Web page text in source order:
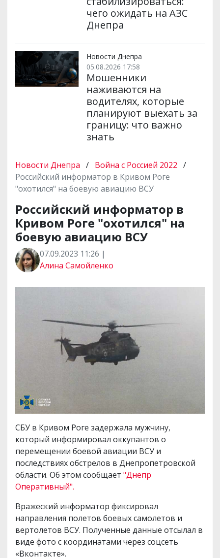
чего ожидать на АЗС
Днепра
Новости Днепра
05.08.2026 17:58
Мошенники
наживаются на
водителях, которые
планируют выехать за
границу: что важно
знать
Новости Днепра / Война с Россией 2022 /
Российский информатор в Кривом Роге
"охотился" на боевую авиацию ВСУ
Российский информатор в
Кривом Роге "охотился" на
боевую авиацию ВСУ
07.09.2023 11:26 |
Алина Самойленко
СБУ в Кривом Роге задержала мужчину,
который информировал оккупантов о
перемещении боевой авиации ВСУ и
последствиях обстрелов в Днепропетровской
области. Об этом сообщает "Днепр
Оперативный".
Вражеский информатор фиксировал
направления полетов боевых самолетов и
вертолетов ВСУ. Полученные данные отсылал в
виде фото с координатами через соцсеть
«Вконтакте».